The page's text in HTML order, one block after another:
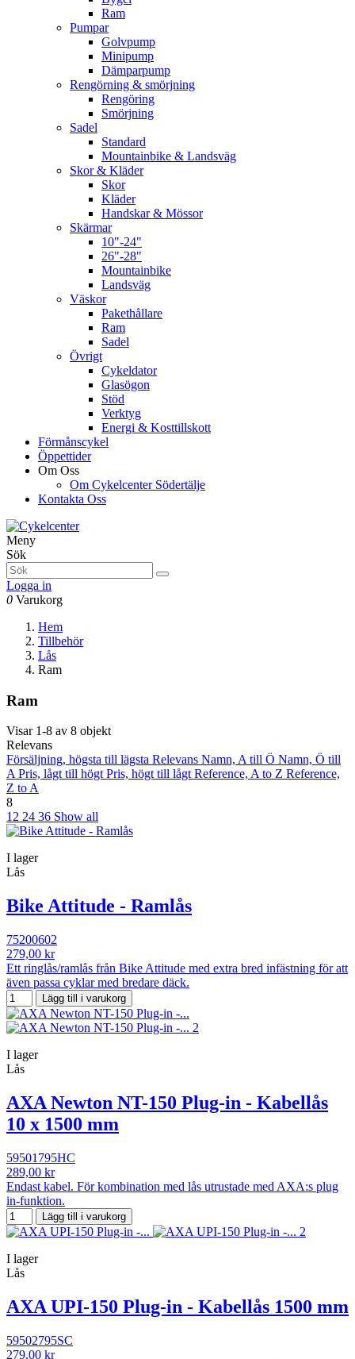
Ram
Pumpar
Golvpump
Minipump
Dämparpump
Rengörning & smörjning
Rengöring
Smörjning
Sadel
Standard
Mountainbike & Landsväg
Skor & Kläder
Skor
Kläder
Handskar & Mössor
Skärmar
10"-24"
26"-28"
Mountainbike
Landsväg
Väskor
Pakethållare
Ram
Sadel
Övrigt
Cykeldator
Glasögon
Stöd
Verktyg
Energi & Kosttillskott
Förmånscykel
Öppettider
Om Oss
Om Cykelcenter Södertälje
Kontakta Oss
Meny
Sök
Logga in
0 Varukorg
Hem
Tillbehör
Lås
Ram
Ram
Visar 1-8 av 8 objekt
Relevans
Försäljning, högsta till lägsta Relevans Namn, A till Ö Namn, Ö till
APris, lågt till högtPris, högt till lågtReference, A to Z Reference,
Z to A
8
12 24 36 Show all
I lager
Lås
Bike Attitude - Ramlås
75200602
279,00 kr
Ett ringlås/ramlås från Bike Attitude med extra bred infästning för att
även passa cyklar med bredare däck.
Lägg till i varukorg
I lager
Lås
AXA Newton NT-150 Plug-in - Kabellås
10 x 1500 mm
59501795HC
289,00 kr
Endast kabel. För kombination med lås utrustade med AXA:s plug
in-funktion.
Lägg till i varukorg
I lager
Lås
AXA UPI-150 Plug-in - Kabellås 1500 mm
59502795SC
279,00 kr